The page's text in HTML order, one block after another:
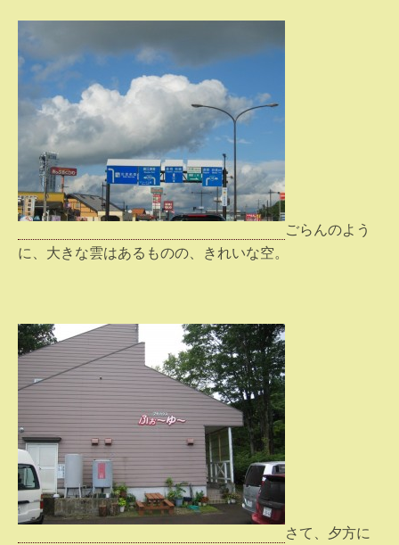
ごらんのよう
に、大きな雲はあるものの、きれいな空。
さて、夕方に